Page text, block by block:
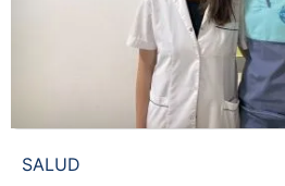
SALUD